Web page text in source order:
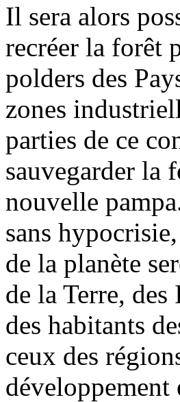
Il sera alors
recréer la forêt
polders des
zones
parties de ce
sauvegarder la
nouvelle
sans
de la planète
de la Terre,
des habitants
ceux des
développement